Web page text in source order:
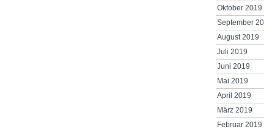
Oktober 2019
September
August 2019
Juli 2019
Juni 2019
Mai 2019
April 2019
März 2019
Februar 2019